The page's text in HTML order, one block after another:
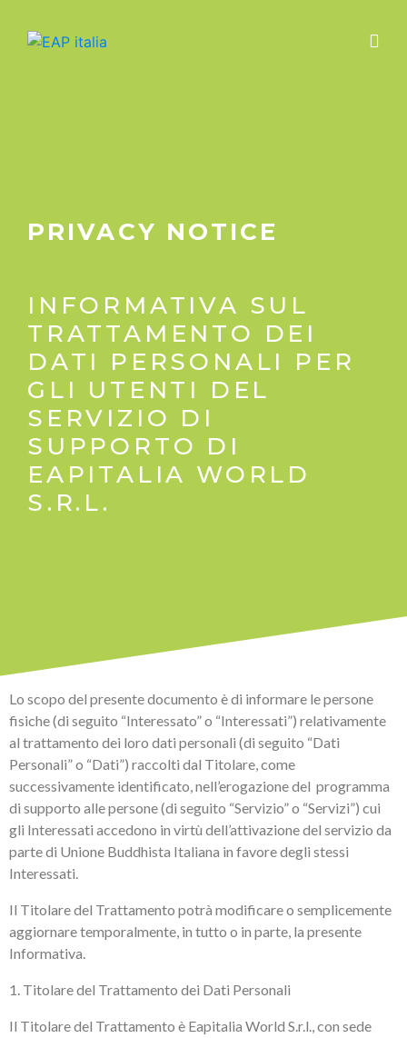
PRIVACY NOTICE
INFORMATIVA SUL
TRATTAMENTO DEI
DATI PERSONALI PER
GLI UTENTI DEL
SERVIZIO DI
SUPPORTO DI
EAPITALIA WORLD
S.R.L.
Lo scopo del presente documento è di informare le persone
fisiche (di seguito “Interessato” o “Interessati”) relativamente
al trattamento dei loro dati personali (di seguito “Dati
Personali” o “Dati”) raccolti dal Titolare, come
successivamente identificato, nell’erogazione del programma
di supporto alle persone (di seguito “Servizio” o “Servizi”) cui
gli Interessati accedono in virtù dell’attivazione del servizio da
parte di Unione Buddhista Italiana in favore degli stessi
Interessati.
Il Titolare del Trattamento potrà modificare o semplicemente
aggiornare temporalmente, in tutto o in parte, la presente
Informativa.
1. Titolare del Trattamento dei Dati Personali
Il Titolare del Trattamento è Eapitalia World S.r.l., con sede